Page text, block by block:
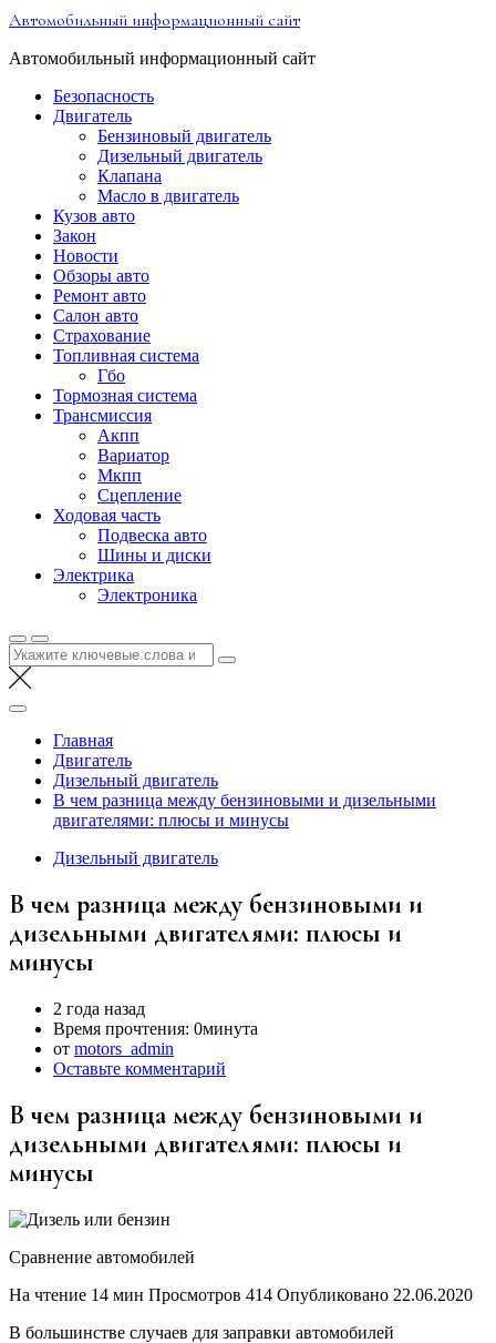
Перейти
содержимому
Автомобильный информационный сайт
Автомобильный информационный сайт
Безопасность
Двигатель
Бензиновый двигатель
Дизельный двигатель
Клапана
Масло в двигатель
Кузов авто
Закон
Новости
Обзоры авто
Ремонт авто
Салон авто
Страхование
Топливная система
Гбо
Тормозная система
Трансмиссия
Акпп
Вариатор
Мкпп
Сцепление
Ходовая часть
Подвеска авто
Шины и диски
Электрика
Электроника
Найти:
Главная
Двигатель
Дизельный двигатель
В чем разница между бензиновыми и дизельными
двигателями: плюсы и минусы
Дизельный двигатель
В чем разница между бензиновыми и
дизельными двигателями: плюсы и
минусы
2 года назад
Время прочтения: 0минута
от motors_admin
Оставьте комментарий
В чем разница между бензиновыми и
дизельными двигателями: плюсы и
минусы
Сравнение автомобилей
На чтение 14 мин Просмотров 414 Опубликовано 22.06.2020
В большинстве случаев для заправки автомобилей